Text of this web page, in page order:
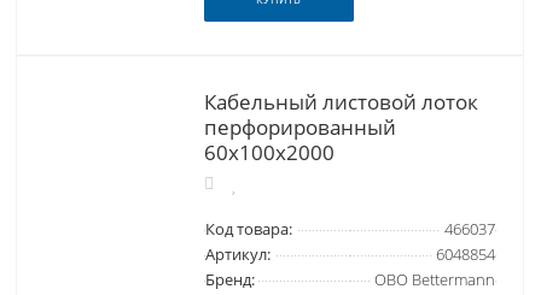
Кабельный листовой лоток
перфорированный
60x100x2000
Код товара:
466037
Артикул:
6048854
Бренд:
OBO Bettermann